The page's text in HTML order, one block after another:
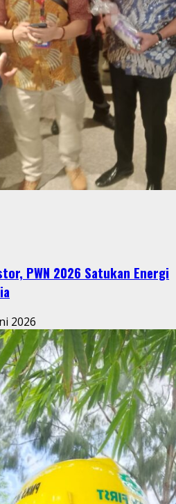
PWN 2026 Satukan Energi
2026